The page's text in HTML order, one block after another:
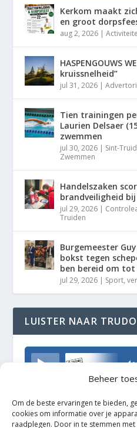
Beheer
Om de beste ervaringen te bieden,
cookies om informatie over je
raadplegen. Door in te stemmen
Kerkom maakt
en groot
aug 2, 2026 |
HASPENGOUWS
kruissnelheid”
jul 31, 2026 |
Tien trainingen
Laurien Delsaer
zwemmen
jul 30, 2026 | Sint-
Zwemmen
Handelszaken
brandveiligheid
jul 29, 2026 |
Truiden
Burgemeester
bokst tegen
ben bereid om
jul 29, 2026 | Sport,
LUISTER NAAR